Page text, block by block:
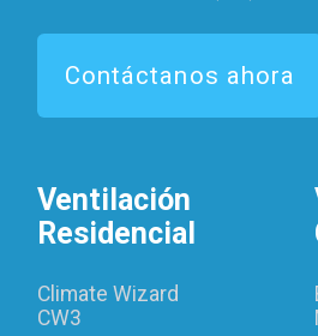
Contáctanos ahora
Ventilación
Residencial
Climate Wizard
CW3